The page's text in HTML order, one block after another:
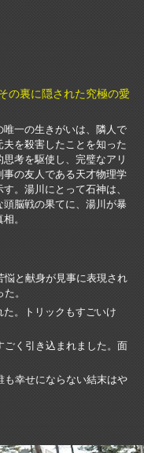
の裏に隠された究極の愛
一の生きがいは、隣人で
を殺害したことを知った
考を駆使し、完璧なアリ
の友人である天才物理学
。湯川にとって石神は、
脳戦の果てに、湯川が暴
。
悩と献身が見事に表現され
。
。トリックもすごいけ
ごく引き込まれました。面
も幸せにならない結末はや